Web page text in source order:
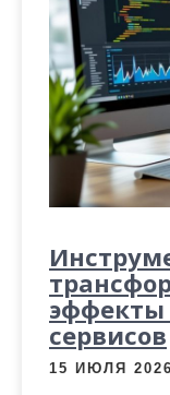
эффекты
сервисов
15 ИЮЛЯ 2026